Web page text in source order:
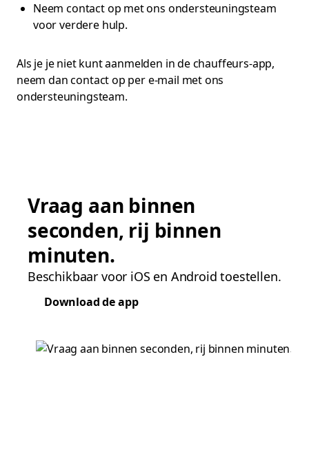
Neem contact op met ons ondersteuningsteam
voor verdere hulp.
Als je je niet kunt aanmelden in de chauffeurs-app,
neem dan contact op per e-mail met ons
ondersteuningsteam.
Vraag aan binnen
seconden, rij binnen
minuten.
Beschikbaar voor iOS en Android toestellen.
Download de app